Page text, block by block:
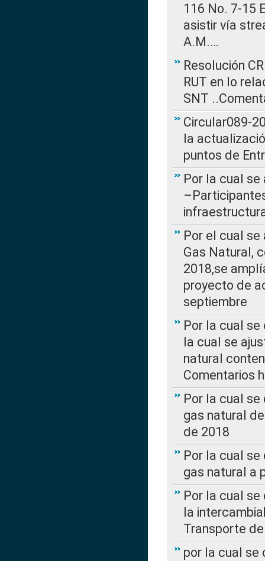
116 No. 7-15
asistir vía
A.M.…
Resolución
RUT en lo
SNT
Circular089-
la
puntos de
Por la cual se
Por el cual
Gas Natural,
2018,se
proyecto de
septiembre
Por la cual se
la cual se
natural
Comentarios
Por la cual
gas natural
de 2018
Por la cual
gas natural a
Por la cual
la
Transporte
por la cual se